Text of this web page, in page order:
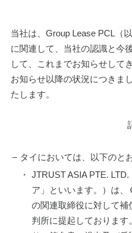
当社は、Group Lease PCL（
に関連して、当社の認識と今
して、これまでお知らせして
お知らせ以降の状況につきま
たします。
– タイにおいては、以下のと
・
JTRUST ASIA PTE.
ア」といいます。）は、
の関連取締役に対して
判所に提起しております